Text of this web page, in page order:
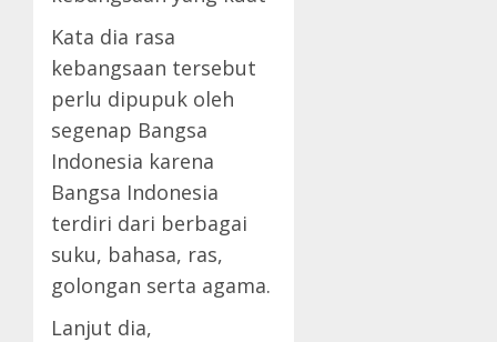
Kata dia rasa
kebangsaan tersebut
perlu dipupuk oleh
segenap Bangsa
Indonesia karena
Bangsa Indonesia
terdiri dari berbagai
suku, bahasa, ras,
golongan serta agama.
Lanjut dia,